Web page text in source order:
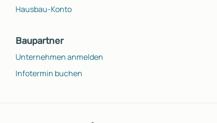
Hausbau-Konto
Baupartner
Unternehmen anmelden
Infotermin buchen